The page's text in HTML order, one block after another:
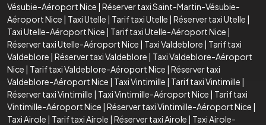
Vésubie-Aéroport Nice | Réserver taxi Saint-Martin-Vésubie-
Aéroport Nice | Taxi Utelle | Tarif taxi Utelle | Réserver taxi Utelle |
Taxi Utelle-Aéroport Nice | Tarif taxi Utelle-Aéroport Nice |
Réserver taxi Utelle-Aéroport Nice | Taxi Valdeblore | Tarif taxi
Valdeblore | Réserver taxi Valdeblore | Taxi Valdeblore-Aéroport
Nice | Tarif taxi Valdeblore-Aéroport Nice | Réserver taxi
Valdeblore-Aéroport Nice | Taxi Vintimille | Tarif taxi Vintimille |
Réserver taxi Vintimille | Taxi Vintimille-Aéroport Nice | Tarif taxi
Vintimille-Aéroport Nice | Réserver taxi Vintimille-Aéroport Nice |
Taxi Airole | Tarif taxi Airole | Réserver taxi Airole | Taxi Airole-